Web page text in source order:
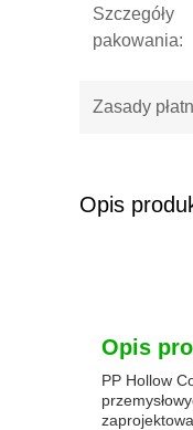
Szczegóły
pakowania:
Zasady
Opis
Opis
PP Hollow